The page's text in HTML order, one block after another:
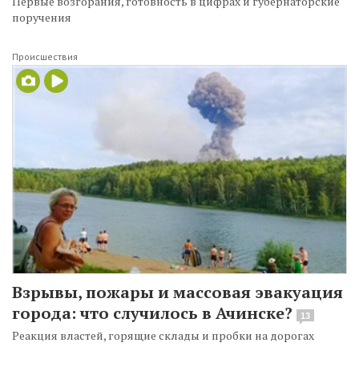
поручения
Происшествия
Взрывы, пожары и массовая эвакуация
города: что случилось в Ачинске?
13
Реакция властей, горящие склады и пробки на дорогах